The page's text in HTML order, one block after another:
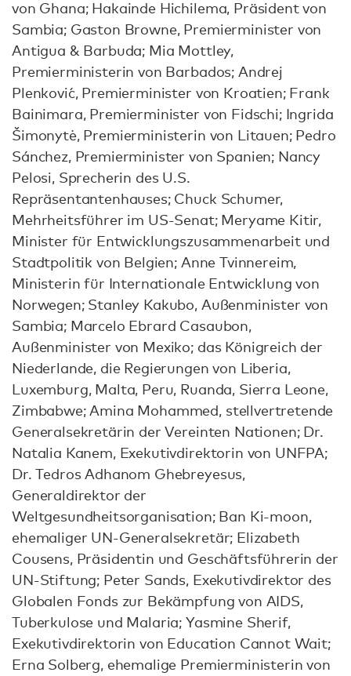
von Ghana; Hakainde Hichilema, Präsident von
Sambia; Gaston Browne, Premierminister von
Antigua & Barbuda; Mia Mottley,
Premierministerin von Barbados; Andrej
Plenković, Premierminister von Kroatien; Frank
Bainimara, Premierminister von Fidschi; Ingrida
Šimonytė, Premierministerin von Litauen; Pedro
Sánchez, Premierminister von Spanien; Nancy
Pelosi, Sprecherin des U.S.
Repräsentantenhauses; Chuck Schumer,
Mehrheitsführer im US-Senat; Meryame Kitir,
Minister für Entwicklungszusammenarbeit und
Stadtpolitik von Belgien; Anne Tvinnereim,
Ministerin für Internationale Entwicklung von
Norwegen; Stanley Kakubo, Außenminister von
Sambia; Marcelo Ebrard Casaubon,
Außenminister von Mexiko; das Königreich der
Niederlande, die Regierungen von Liberia,
Luxemburg, Malta, Peru, Ruanda, Sierra Leone,
Zimbabwe; Amina Mohammed, stellvertretende
Generalsekretärin der Vereinten Nationen; Dr.
Natalia Kanem, Exekutivdirektorin von UNFPA;
Dr. Tedros Adhanom Ghebreyesus,
Generaldirektor der
Weltgesundheitsorganisation; Ban Ki-moon,
ehemaliger UN-Generalsekretär; Elizabeth
Cousens, Präsidentin und Geschäftsführerin der
UN-Stiftung; Peter Sands, Exekutivdirektor des
Globalen Fonds zur Bekämpfung von AIDS,
Tuberkulose und Malaria; Yasmine Sherif,
Exekutivdirektorin von Education Cannot Wait;
Erna Solberg, ehemalige Premierministerin von